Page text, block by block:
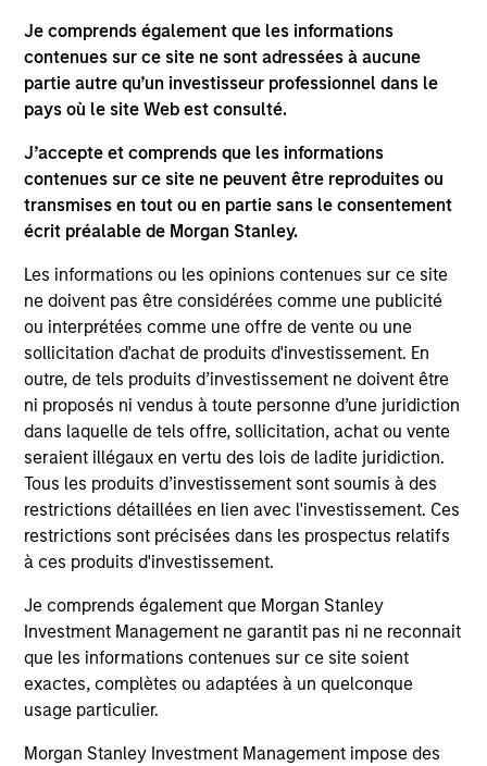
Je comprends également que les informations
contenues sur ce site ne sont adressées à aucune
partie autre qu’un investisseur professionnel dans le
pays où le site Web est consulté.
J’accepte et comprends que les informations
contenues sur ce site ne peuvent être reproduites ou
transmises en tout ou en partie sans le consentement
écrit préalable de Morgan Stanley.
Les informations ou les opinions contenues sur ce site
ne doivent pas être considérées comme une publicité
ou interprétées comme une offre de vente ou une
sollicitation d'achat de produits d'investissement. En
outre, de tels produits d’investissement ne doivent être
ni proposés ni vendus à toute personne d’une juridiction
dans laquelle de tels offre, sollicitation, achat ou vente
seraient illégaux en vertu des lois de ladite juridiction.
Tous les produits d’investissement sont soumis à des
restrictions détaillées en lien avec l'investissement. Ces
restrictions sont précisées dans les prospectus relatifs
à ces produits d'investissement.
Je comprends également que Morgan Stanley
Investment Management ne garantit pas ni ne reconnait
que les informations contenues sur ce site soient
exactes, complètes ou adaptées à un quelconque
usage particulier.
Morgan Stanley Investment Management impose des
QUARTERLY
The BEAT™ for Q3 2026 - August
Use The BEAT™ as your timely resource for the
markets. Each edition gives you ideas and
insights that show you how to navigate the
current investment environment.
05-AUG-2026